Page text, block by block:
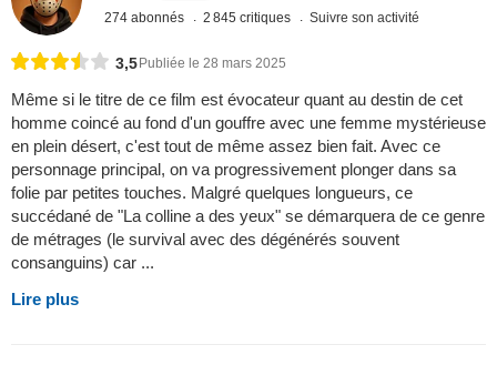
274 abonnés 2 845 critiques Suivre son activité
3,5Publiée le 28 mars 2025
Même si le titre de ce film est évocateur quant au destin de cet
homme coincé au fond d'un gouffre avec une femme mystérieuse
en plein désert, c'est tout de même assez bien fait. Avec ce
personnage principal, on va progressivement plonger dans sa
folie par petites touches. Malgré quelques longueurs, ce
succédané de "La colline a des yeux" se démarquera de ce genre
de métrages (le survival avec des dégénérés souvent
consanguins) car ...
Lire plus